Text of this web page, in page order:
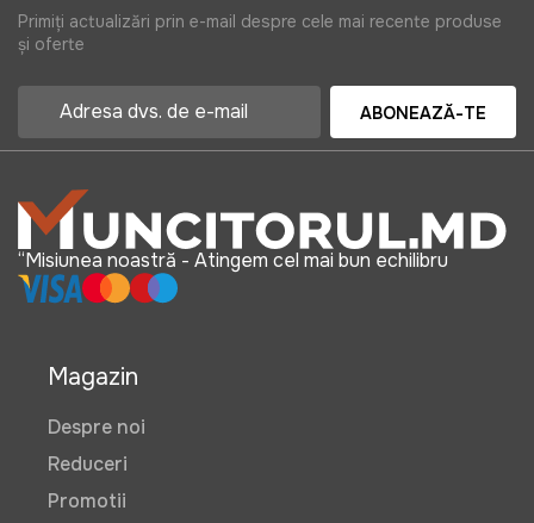
Primiți actualizări prin e-mail despre cele mai recente produse
și oferte
ABONEAZĂ-TE
“Misiunea noastră - Atingem cel mai bun echilibru
Magazin
Despre noi
Reduceri
Promotii